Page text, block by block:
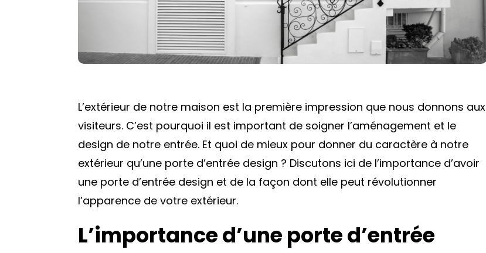
L’extérieur de notre maison est la première impression que nous donnons aux
visiteurs. C’est pourquoi il est important de soigner l’aménagement et le
design de notre entrée. Et quoi de mieux pour donner du caractère à notre
extérieur qu’une porte d’entrée design ? Discutons ici de l’importance d’avoir
une porte d’entrée design et de la façon dont elle peut révolutionner
l’apparence de votre extérieur.
L’importance d’une porte d’entrée